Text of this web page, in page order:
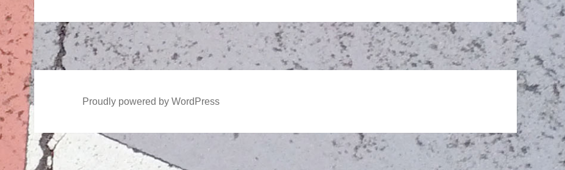
ン
投
稿:
Proudly powered by WordPress